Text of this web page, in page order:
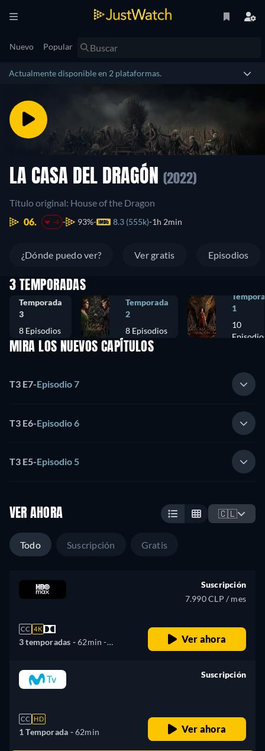
Nuevo Popular
Actualmente disponible en 2 plataformas.
LA CASA DEL DRAGÓN (2022)
Título original: House of the Dragon
06.
-4 93% 8.3 (555k) 1h 2min
¿Dónde puedo ver? Ver gratis Episodios
3 TEMPORADAS
Temporada
3
8 Episodios
Temporada
2
8 Episodios
1
10
MIRA LOS NUEVOS CAPÍTULOS
T3 E7-Episodio 7
T3 E6-Episodio 6
T3 E5-Episodio 5
VER AHORA 🇨🇱
Todo Suscripción Gratis
CC 4K
3 temporadas -62min -
Portugués
Suscripción
7.990 CLP / mes
Ver ahora
CC HD
1 Temporada -62min
Suscripción
Ver ahora